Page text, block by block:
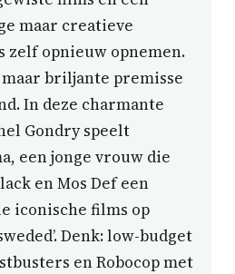
maar creatieve
zelf opnieuw opnemen.
maar briljante premisse
In deze charmante
Gondry speelt
een jonge vrouw die
en Mos Def een
iconische films op
Denk: low-budget
en Robocop met